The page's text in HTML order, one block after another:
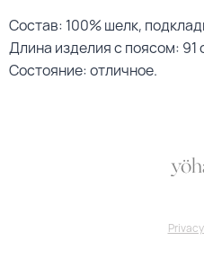
Состав: 100% шелк,
Длина изделия с поясом: 91
Состояние: отличное.